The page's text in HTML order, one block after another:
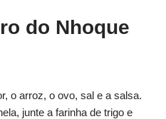
do Nhoque
o arroz, o ovo, sal e a salsa.
junte a farinha de trigo e